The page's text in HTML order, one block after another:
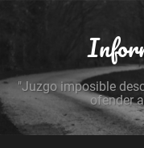
"Juzgo imposible
ofender